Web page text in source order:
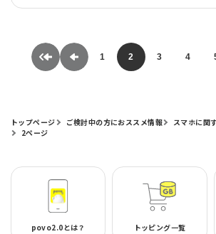
1 2 3 4
トップページ ご検討中の方におススメ情報 スマホに関
2ページ
povo2.0とは？ トッピング一覧